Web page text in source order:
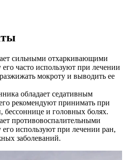
сильными отхаркивающими
часто используют при лечении
мокроту и выводить ее
обладает седативным
рекомендуют принимать при
бессоннице и головных болях.
противовоспалительными
используют при лечении ран,
заболеваний.